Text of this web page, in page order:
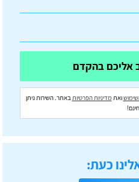
ואת מדיניות הפרטיותבאתר. השירות ניתן
כעת: